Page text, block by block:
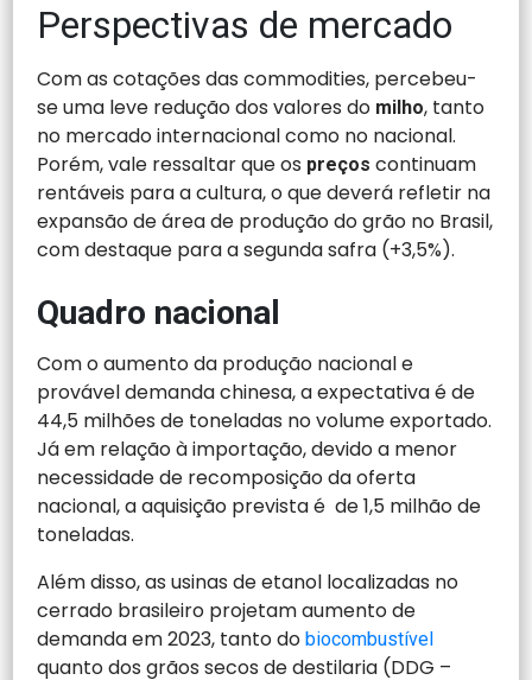
Perspectivas de mercado
Com as cotações das commodities, percebeu-
se uma leve redução dos valores do milho, tanto
no mercado internacional como no nacional.
Porém, vale ressaltar que os preços continuam
rentáveis para a cultura, o que deverá refletir na
expansão de área de produção do grão no Brasil,
com destaque para a segunda safra (+3,5%).
Quadro nacional
Com o aumento da produção nacional e
provável demanda chinesa, a expectativa é de
44,5 milhões de toneladas no volume exportado.
Já em relação à importação, devido a menor
necessidade de recomposição da oferta
nacional, a aquisição prevista é de 1,5 milhão de
toneladas.
Além disso, as usinas de etanol localizadas no
cerrado brasileiro projetam aumento de
demanda em 2023, tanto dobiocombustível
quanto dos grãos secos de destilaria (DDG –